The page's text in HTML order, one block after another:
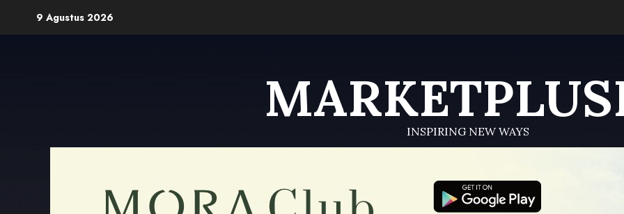
9 Agustus 2026
INSPIRING NEW WAYS